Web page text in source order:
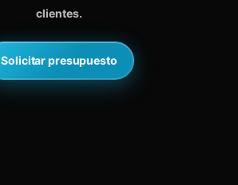
clientes.
Solicitar presupuesto